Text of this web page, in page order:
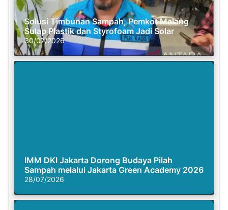
Solusi Timbunan Sampah, Pemkot Malang
Sulap Plastik dan Styrofoam Jadi Solar
30/07/2026
IMM DKI Jakarta Dorong Budaya Pilah
Sampah melalui Jakarta Green Academy 2026
28/07/2026